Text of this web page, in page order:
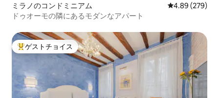
ミラノのコンドミニアム レビュー279
4.89 (279)
ドゥオーモの隣にあるモダンなアパート
大好評のゲストチョイスです。
ゲストチョイス